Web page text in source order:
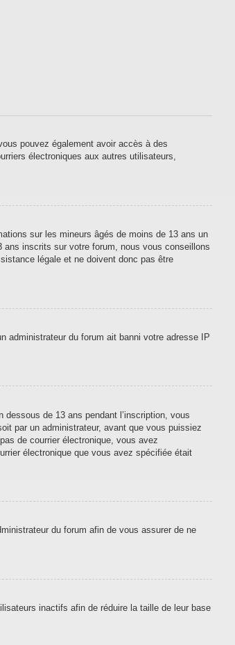
pouvez également avoir accès à des
électroniques aux autres utilisateurs,
sur les mineurs âgés de moins de 13 ans un
inscrits sur votre forum, nous vous conseillons
légale et ne doivent donc pas être
administrateur du forum ait banni votre adresse IP
de 13 ans pendant l’inscription, vous
par un administrateur, avant que vous puissiez
de courrier électronique, vous avez
électronique que vous avez spécifiée était
du forum afin de vous assurer de ne
inactifs afin de réduire la taille de leur base